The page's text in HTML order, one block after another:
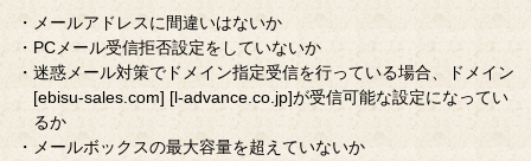
・メールアドレスに間違いはないか
・PCメール受信拒否設定をしていないか
・迷惑メール対策でドメイン指定受信を行っている場合、ドメイン
[ebisu-sales.com] [l-advance.co.jp]が受信可能な設定になってい
るか
・メールボックスの最大容量を超えていないか